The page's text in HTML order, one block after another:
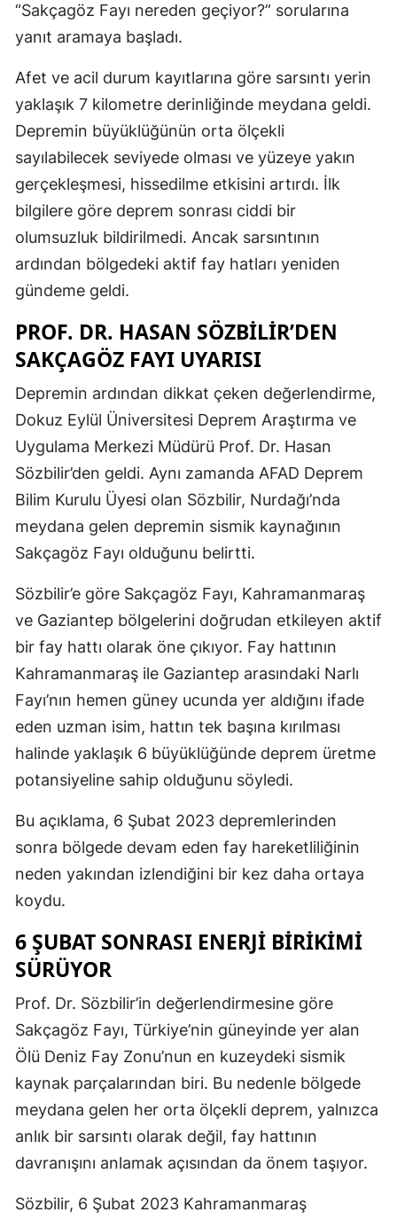
“Sakçagöz Fayı nereden geçiyor?” sorularına
yanıt aramaya başladı.
Afet ve acil durum kayıtlarına göre sarsıntı yerin
yaklaşık 7 kilometre derinliğinde meydana geldi.
Depremin büyüklüğünün orta ölçekli
sayılabilecek seviyede olması ve yüzeye yakın
gerçekleşmesi, hissedilme etkisini artırdı. İlk
bilgilere göre deprem sonrası ciddi bir
olumsuzluk bildirilmedi. Ancak sarsıntının
ardından bölgedeki aktif fay hatları yeniden
gündeme geldi.
PROF. DR. HASAN SÖZBILIR’DEN
SAKÇAGÖZ FAYI UYARISI
Depremin ardından dikkat çeken değerlendirme,
Dokuz Eylül Üniversitesi Deprem Araştırma ve
Uygulama Merkezi Müdürü Prof. Dr. Hasan
Sözbilir’den geldi. Aynı zamanda AFAD Deprem
Bilim Kurulu Üyesi olan Sözbilir, Nurdağı’nda
meydana gelen depremin sismik kaynağının
Sakçagöz Fayı olduğunu belirtti.
Sözbilir’e göre Sakçagöz Fayı, Kahramanmaraş
ve Gaziantep bölgelerini doğrudan etkileyen aktif
bir fay hattı olarak öne çıkıyor. Fay hattının
Kahramanmaraş ile Gaziantep arasındaki Narlı
Fayı’nın hemen güney ucunda yer aldığını ifade
eden uzman isim, hattın tek başına kırılması
halinde yaklaşık 6 büyüklüğünde deprem üretme
potansiyeline sahip olduğunu söyledi.
Bu açıklama, 6 Şubat 2023 depremlerinden
sonra bölgede devam eden fay hareketliliğinin
neden yakından izlendiğini bir kez daha ortaya
koydu.
6 ŞUBAT SONRASI ENERJI BIRIKIMI
SÜRÜYOR
Prof. Dr. Sözbilir’in değerlendirmesine göre
Sakçagöz Fayı, Türkiye’nin güneyinde yer alan
Ölü Deniz Fay Zonu’nun en kuzeydeki sismik
kaynak parçalarından biri. Bu nedenle bölgede
meydana gelen her orta ölçekli deprem, yalnızca
anlık bir sarsıntı olarak değil, fay hattının
davranışını anlamak açısından da önem taşıyor.
Sözbilir, 6 Şubat 2023 Kahramanmaraş